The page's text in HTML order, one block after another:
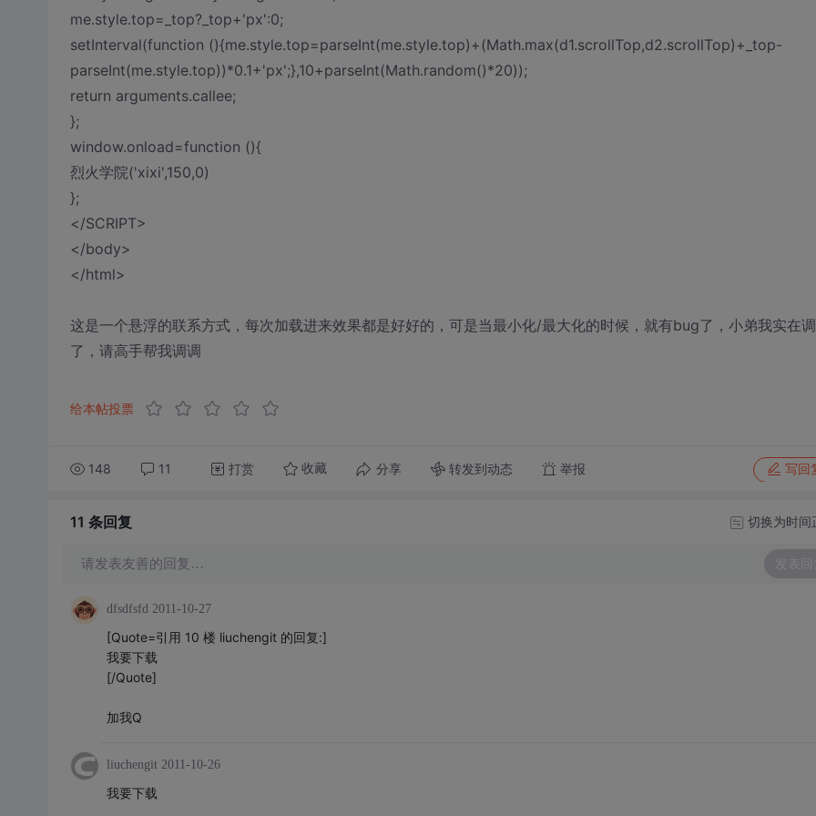
me.style.top=_top?_top+'px':0;
setInterval(function (){me.style.top=parseInt(me.style.top)+(Math.max(d1.scrollTop,d2.scrollTop)+_top-
parseInt(me.style.top))*0.1+'px';},10+parseInt(Math.random()*20));
return arguments.callee;
};
window.onload=function (){
烈火学院('xixi',150,0)
};
</SCRIPT>
</body>
</html>
这是一个悬浮的联系方式，每次加载进来效果都是好好的，可是当最小化/最大化的时候，就有bug了，小弟我实在
了，请高手帮我调调
给本帖投票
148 11 打赏 收藏 分享 转发到动态 举报 写回
11 条回复 切换为时间
请发表友善的回复… 发表回
dfsdfsfd 2011-10-27
[Quote=引用 10 楼 liuchengit 的回复:]
我要下载
[/Quote]
加我Q
liuchengit 2011-10-26
我要下载